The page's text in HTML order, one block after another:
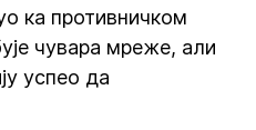
ка противничком
чувара мреже, али
успео да